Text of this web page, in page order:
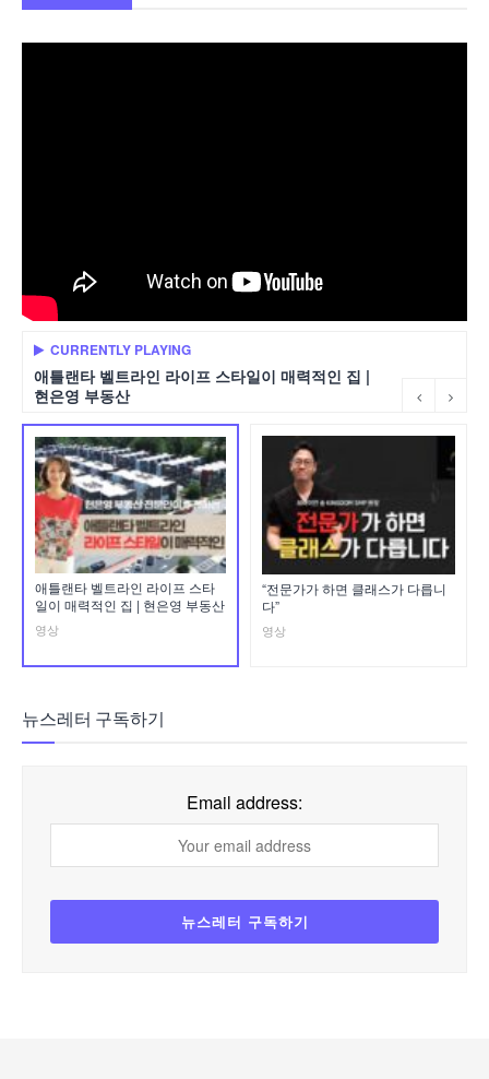
CURRENTLY PLAYING
애틀랜타 벨트라인 라이프 스타일이 매력적인 집 |
현은영 부동산
애틀랜타 벨트라인 라이프 스타
일이 매력적인 집 | 현은영 부동산
영상
“전문가가 하면 클래스가 다릅니
다”
영상
뉴스레터 구독하기
Email address: